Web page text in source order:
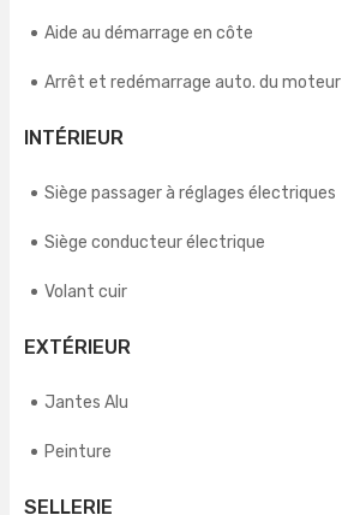
Aide au démarrage en côte
Arrêt et redémarrage auto. du moteur
INTÉRIEUR
Siège passager à réglages électriques
Siège conducteur électrique
Volant cuir
EXTÉRIEUR
Jantes Alu
Peinture
SELLERIE